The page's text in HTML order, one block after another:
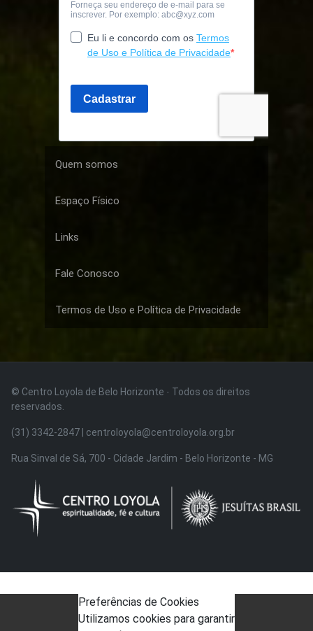
Quem somos
Espaço Físico
Links
Fale Conosco
Termos de Uso e Política de Privacidade
© Centro Loyola de Belo Horizonte · Todos os direitos
reservados.
(31) 3342-2847 | centroloyola@centroloyola.org.br
Rua Sinval de Sá, 700 - Cidade Jardim - Belo Horizonte - MG
Preferências de Cookies
Utilizamos cookies para garantir